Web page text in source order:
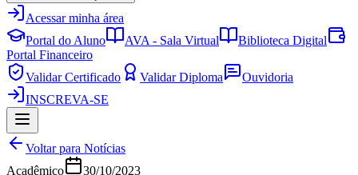
Acessar minha área
Portal do Aluno
AVA - Sala Virtual
Biblioteca Digital
Portal Financeiro
Validar Certificado
Validar Diploma
Ouvidoria
INSCREVA-SE
Voltar para Notícias
Acadêmico
30/10/2023